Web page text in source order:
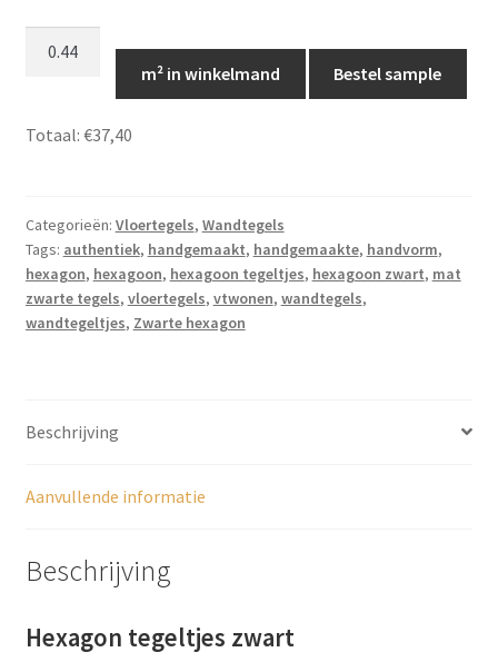
zwart/antraciet,
TP062
aantal
m² in winkelmand Bestel sample
Totaal: €37,40
Categorieën: Vloertegels, Wandtegels
Tags: authentiek, handgemaakt, handgemaakte, handvorm,
hexagon, hexagoon, hexagoon tegeltjes, hexagoon zwart, mat
zwarte tegels, vloertegels, vtwonen, wandtegels,
wandtegeltjes, Zwarte hexagon
Beschrijving
Aanvullende informatie
Beschrijving
Hexagon tegeltjes zwart